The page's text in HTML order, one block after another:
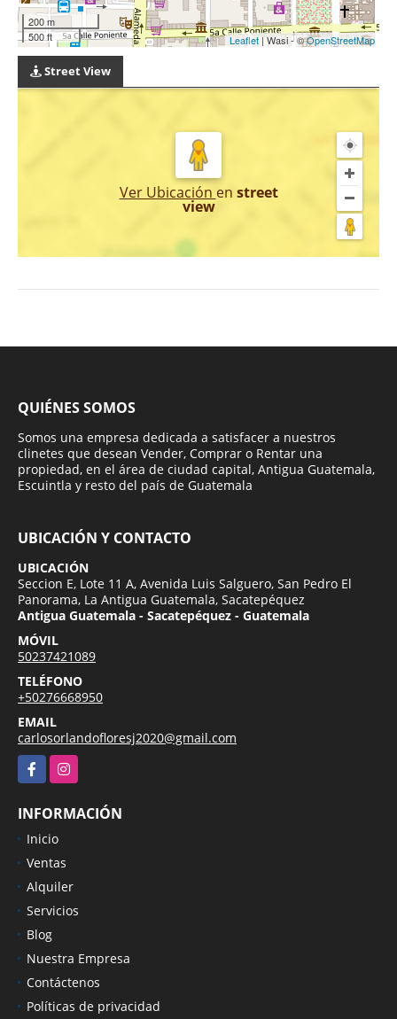
200 m
500 ft
Leaflet| Wasi - ©OpenStreetMap
Street View
Ver Ubicación en street
view
QUIÉNES SOMOS
Somos una empresa dedicada a satisfacer a nuestros
clinetes que desean Vender, Comprar o Rentar una
propiedad, en el área de ciudad capital, Antigua Guatemala,
Escuintla y resto del país de Guatemala
UBICACIÓN Y CONTACTO
UBICACIÓN
Seccion E, Lote 11 A, Avenida Luis Salguero, San Pedro El
Panorama, La Antigua Guatemala, Sacatepéquez
Antigua Guatemala - Sacatepéquez - Guatemala
MÓVIL
50237421089
TELÉFONO
+50276668950
EMAIL
carlosorlandofloresj2020@gmail.com
FacebookInstagram
INFORMACIÓN
Inicio
Ventas
Alquiler
Servicios
Blog
Nuestra Empresa
Contáctenos
Políticas de privacidad